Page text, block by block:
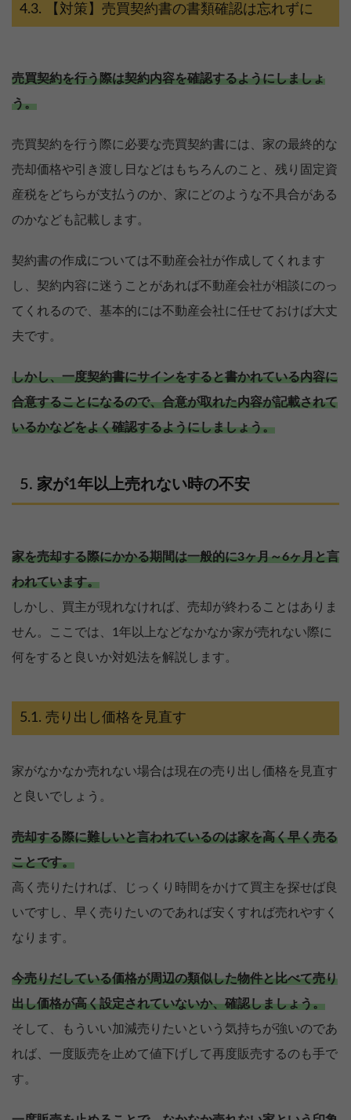
【対策】売買契約書の書類確認は忘れずに
売買契約を行う際は契約内容を確認するようにしましょ
う。
売買契約を行う際に必要な売買契約書には、家の最終的な
売却価格や引き渡し日などはもちろんのこと、残り固定資
産税をどちらが支払うのか、家にどのような不具合がある
のかなども記載します。
契約書の作成については不動産会社が作成してくれます
し、契約内容に迷うことがあれば不動産会社が相談にのっ
てくれるので、基本的には不動産会社に任せておけば大丈
夫です。
しかし、一度契約書にサインをすると書かれている内容に
合意することになるので、合意が取れた内容が記載されて
いるかなどをよく確認するようにしましょう。
家が1年以上売れない時の不安
家を売却する際にかかる期間は一般的に3ヶ月～6ヶ月と言
われています。
しかし、買主が現れなければ、売却が終わることはありま
せん。ここでは、1年以上などなかなか家が売れない際に
何をすると良いか対処法を解説します。
売り出し価格を見直す
家がなかなか売れない場合は現在の売り出し価格を見直す
と良いでしょう。
売却する際に難しいと言われているのは家を高く早く売る
ことです。
高く売りたければ、じっくり時間をかけて買主を探せば良
いですし、早く売りたいのであれば安くすれば売れやすく
なります。
今売りだしている価格が周辺の類似した物件と比べて売り
出し価格が高く設定されていないか、確認しましょう。
そして、もういい加減売りたいという気持ちが強いのであ
れば、一度販売を止めて値下げして再度販売するのも手で
す。